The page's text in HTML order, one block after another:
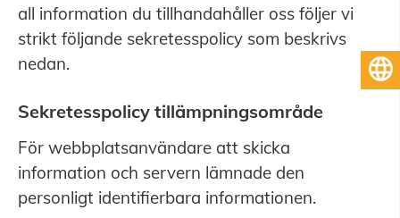
all information du tillhandahåller oss följer vi
strikt följande sekretesspolicy som beskrivs
nedan.
Sekretesspolicy tillämpningsområde
För webbplatsanvändare att skicka
information och servern lämnade den
personligt identifierbara informationen.
Svenska